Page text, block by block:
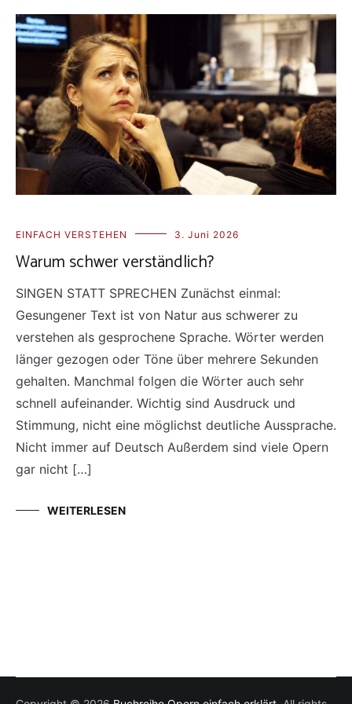
EINFACH VERSTEHEN 3. Juni 2026
Warum schwer verständlich?
SINGEN STATT SPRECHEN Zunächst einmal:
Gesungener Text ist von Natur aus schwerer zu
verstehen als gesprochene Sprache. Wörter werden
länger gezogen oder Töne über mehrere Sekunden
gehalten. Manchmal folgen die Wörter auch sehr
schnell aufeinander. Wichtig sind Ausdruck und
Stimmung, nicht eine möglichst deutliche Aussprache.
Nicht immer auf Deutsch Außerdem sind viele Opern
gar nicht […]
WEITERLESEN